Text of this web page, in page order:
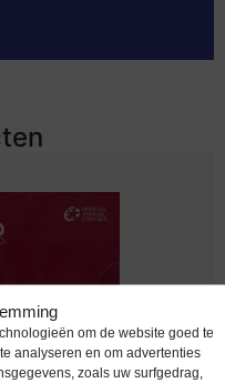
om de website goed te
analyseren en om advertenties
zoals uw surfgedrag,